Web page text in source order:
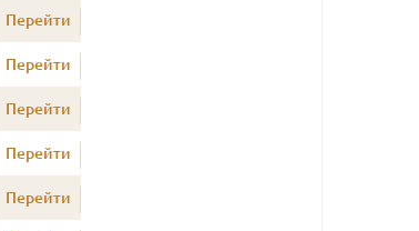
Перейти
Перейти
Перейти
Перейти
Перейти